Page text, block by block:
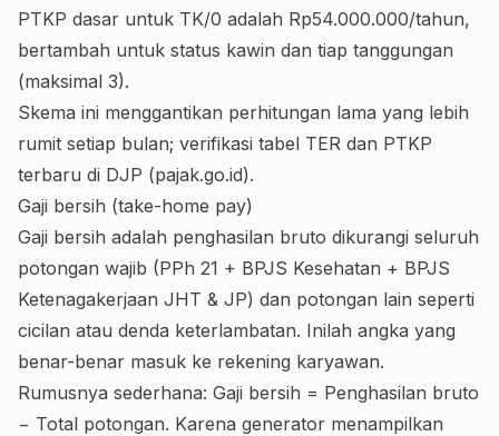
PTKP dasar untuk TK/0 adalah Rp54.000.000/tahun,
bertambah untuk status kawin dan tiap tanggungan
(maksimal 3).
Skema ini menggantikan perhitungan lama yang lebih
rumit setiap bulan; verifikasi tabel TER dan PTKP
terbaru di DJP (pajak.go.id).
Gaji bersih (take-home pay)
Gaji bersih adalah penghasilan bruto dikurangi seluruh
potongan wajib (PPh 21 + BPJS Kesehatan + BPJS
Ketenagakerjaan JHT & JP) dan potongan lain seperti
cicilan atau denda keterlambatan. Inilah angka yang
benar-benar masuk ke rekening karyawan.
Rumusnya sederhana: Gaji bersih = Penghasilan bruto
− Total potongan. Karena generator menampilkan